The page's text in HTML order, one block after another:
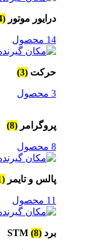
درایور موتور (14)
14 محصول
حرکت (3)
3 محصول
پروگرامر (8)
8 محصول
پالس و تایمر (11)
11 محصول
برد STM (8)